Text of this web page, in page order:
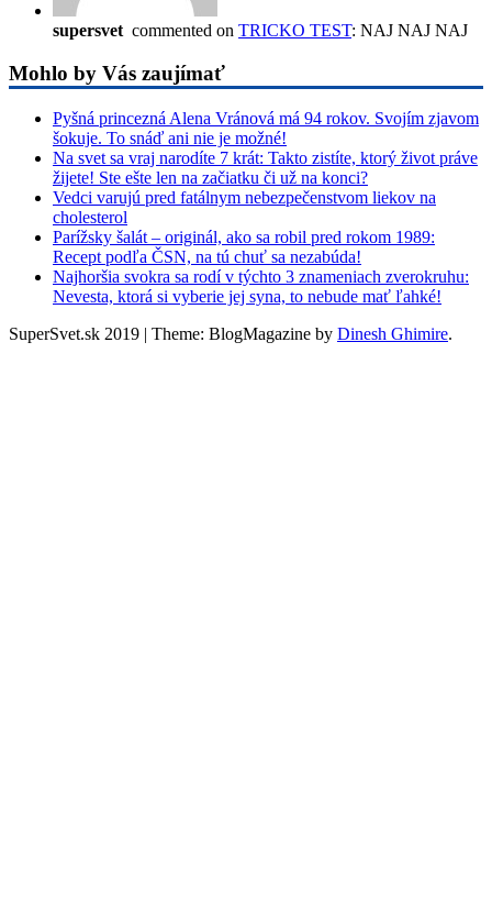
supersvet commented on TRICKO TEST: NAJ NAJ NAJ
Mohlo by Vás zaujímať
Pyšná princezná Alena Vránová má 94 rokov. Svojím zjavom
šokuje. To snáď ani nie je možné!
Na svet sa vraj narodíte 7 krát: Takto zistíte, ktorý život práve
žijete! Ste ešte len na začiatku či už na konci?
Vedci varujú pred fatálnym nebezpečenstvom liekov na
cholesterol
Parížsky šalát – originál, ako sa robil pred rokom 1989:
Recept podľa ČSN, na tú chuť sa nezabúda!
Najhoršia svokra sa rodí v týchto 3 znameniach zverokruhu:
Nevesta, ktorá si vyberie jej syna, to nebude mať ľahké!
SuperSvet.sk 2019 | Theme: BlogMagazine by Dinesh Ghimire.